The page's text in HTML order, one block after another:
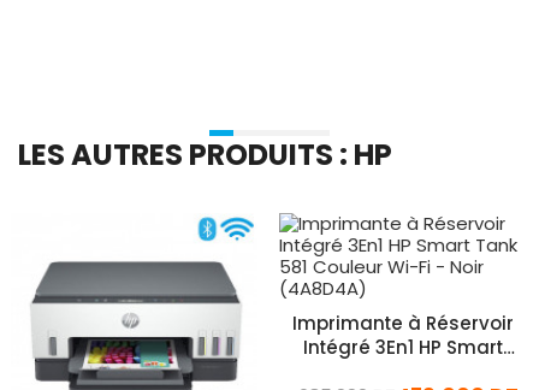
LES AUTRES PRODUITS : HP
Imprimante à Réservoir
Intégré 3En1 HP Smart